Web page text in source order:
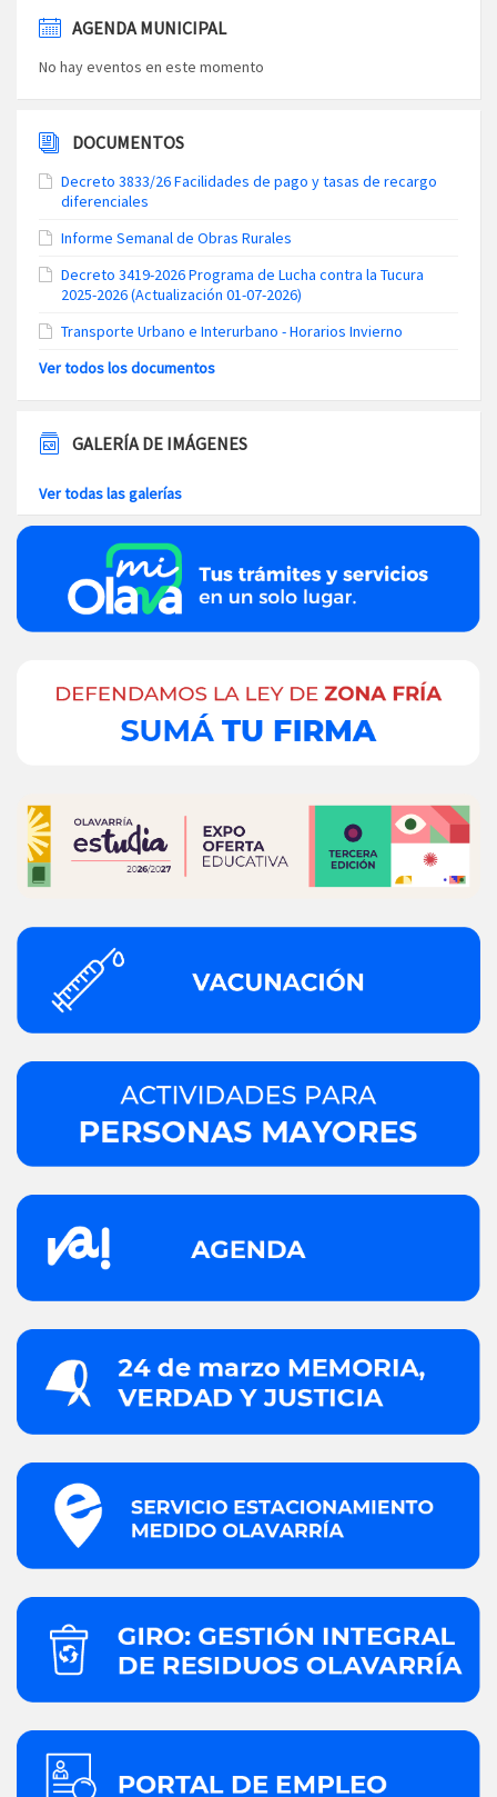
AGENDA MUNICIPAL
No hay eventos en este momento
DOCUMENTOS
Decreto 3833/26 Facilidades de pago y tasas de recargo
diferenciales
Informe Semanal de Obras Rurales
Decreto 3419-2026 Programa de Lucha contra la Tucura
2025-2026 (Actualización 01-07-2026)
Transporte Urbano e Interurbano - Horarios Invierno
Ver todos los documentos
GALERÍA DE IMÁGENES
Ver todas las galerías